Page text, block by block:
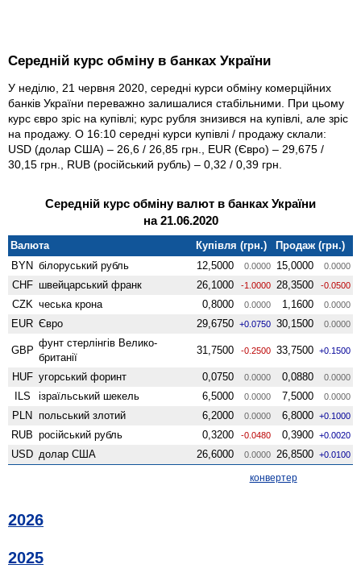
Середній курс обміну в банках України
У неділю, 21 червня 2020, середні курси обміну комерційних
банків України переважно залишалися стабільними. При цьому
курс євро зріс на купівлі; курс рубля знизився на купівлі, але зріс
на продажу. О 16:10 середні курси купівлі / продажу склали:
USD (долар США) – 26,6 / 26,85 грн., EUR (Євро) – 29,675 /
30,15 грн., RUB (російський рубль) – 0,32 / 0,39 грн.
Середній курс обміну валют в банках України
на 21.06.2020
Валюта Купівля (грн.)
Продаж (грн.)
BYN білоруський рубль 12,5000 0.0000 15,0000 0.0000
CHF швейцарський франк 26,1000 -1.0000 28,3500 -0.0500
CZK чеська крона 0,8000 0.0000 1,1600 0.0000
EUR Євро 29,6750 +0.0750 30,1500 0.0000
GBP
фунт стерлінгів Велико­
британії
31,7500 -0.2500 33,7500 +0.1500
HUF угорський форинт 0,0750 0.0000 0,0880 0.0000
ILS ізраїльський шекель 6,5000 0.0000 7,5000 0.0000
PLN польський злотий 6,2000 0.0000 6,8000 +0.1000
RUB російський рубль 0,3200 -0.0480 0,3900 +0.0020
USD долар США 26,6000 0.0000 26,8500 +0.0100
конвертер
2026
2025